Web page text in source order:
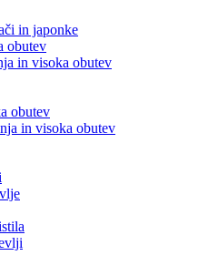
in japonke
obutev
in visoka obutev
obutev
in visoka obutev